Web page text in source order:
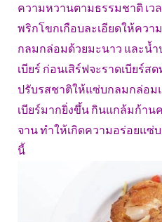
ความหวานตามธรรมชาติ เว
พริกโขกเกือบละเอียดให้ควา
กลมกล่อมด้วยมะนาว และน้
เบียร์ ก่อนเสิร์ฟจะราดเบียร์ส
ปรับรสชาติให้แซ่บกลมกล่อ
เบียร์มากยิ่งขึ้น กินแกล้มก้า
จาน ทำให้เกิดความอร่อยแซ่
นี้